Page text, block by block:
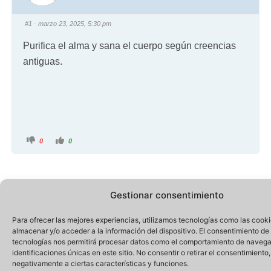
Gestionar consentimiento
Para ofrecer las mejores experiencias, utilizamos tecnologías como las
almacenar y/o acceder a la información del dispositivo. El consentimiento de
tecnologías nos permitirá procesar datos como el comportamiento de
identificaciones únicas en este sitio. No consentir o retirar el
negativamente a ciertas características y funciones.
#1 · marzo 23, 2025, 5:30 pm
Purifica el alma y sana el cuerpo según creencias
antiguas.
0 0